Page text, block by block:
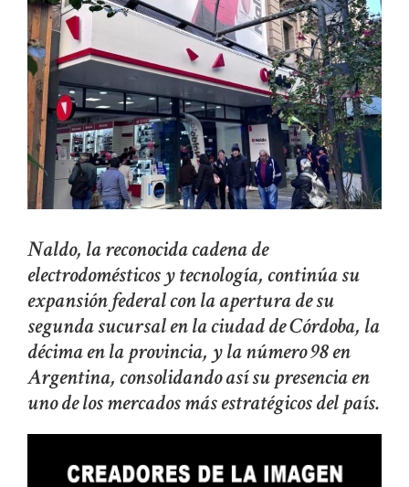
Naldo, la reconocida cadena de
electrodomésticos y tecnología, continúa su
expansión federal con la apertura de su
segunda sucursal en la ciudad de Córdoba, la
décima en la provincia, y la número 98 en
Argentina, consolidando así su presencia en
uno de los mercados más estratégicos del país.